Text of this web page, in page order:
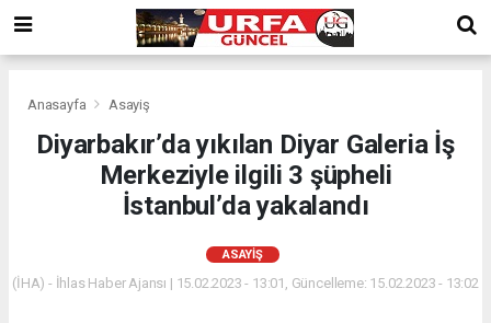
Anasayfa Asayiş
Diyarbakır’da yıkılan Diyar Galeria İş
Merkeziyle ilgili 3 şüpheli
İstanbul’da yakalandı
ASAYIŞ
(İHA) - İhlas Haber Ajansı | 15.02.2023 - 13:01, Güncelleme: 15.02.2023 - 13:02